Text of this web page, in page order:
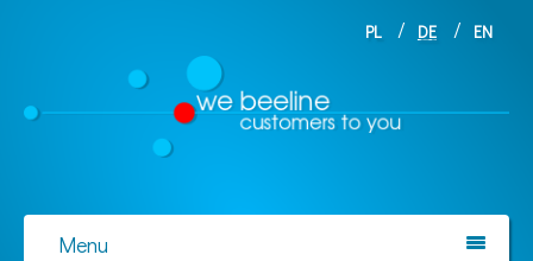
PL DE EN
Menu